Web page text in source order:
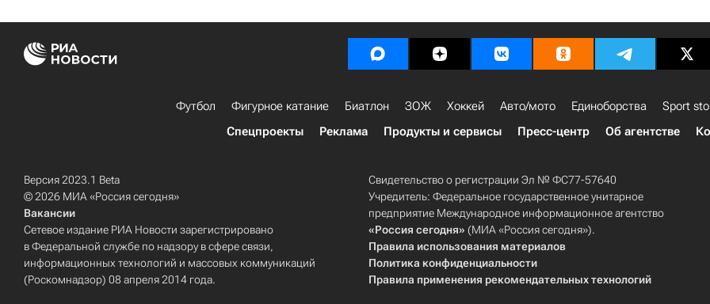
Футбол Фигурное катание Биатлон ЗОЖ Хоккей Авто/мото Единоборства
Sport
Спецпроекты
Реклама Продукты и сервисы Пресс-центр Об агентстве
Версия 2023.1 Beta
© 2026 МИА «Россия сегодня»
Вакансии
Сетевое издание РИА Новости зарегистрировано
в Федеральной службе по надзору в сфере связи,
информационных технологий и массовых коммуникаций
(Роскомнадзор) 08 апреля 2014 года.
Свидетельство о регистрации Эл № ФС77-57640
Учредитель: Федеральное государственное унитарное
предприятие Международное информационное агентство
«Россия сегодня» (МИА «Россия сегодня»).
Правила использования материалов
Политика конфиденциальности
Правила применения рекомендательных технологий